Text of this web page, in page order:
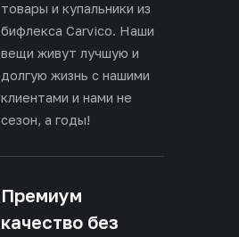
товары и купальники из
бифлекса Carvico. Наши
вещи живут лучшую и
долгую жизнь с нашими
клиентами и нами не
сезон, а годы!
Премиум
качество без